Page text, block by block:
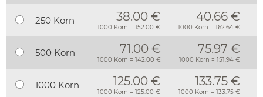
250 Korn 38.00 €
1000 Korn = 152.00 €
40.66 €
1000 Korn = 162.64 €
500 Korn 71.00 €
1000 Korn = 142.00 €
75.97 €
1000 Korn = 151.94 €
1000 Korn 125.00 €
1000 Korn = 125.00 €
133.75 €
1000 Korn = 133.75 €